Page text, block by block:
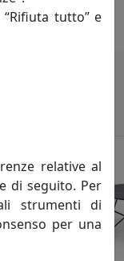
tutto” e
relative al
di seguito. Per
strumenti di
per una